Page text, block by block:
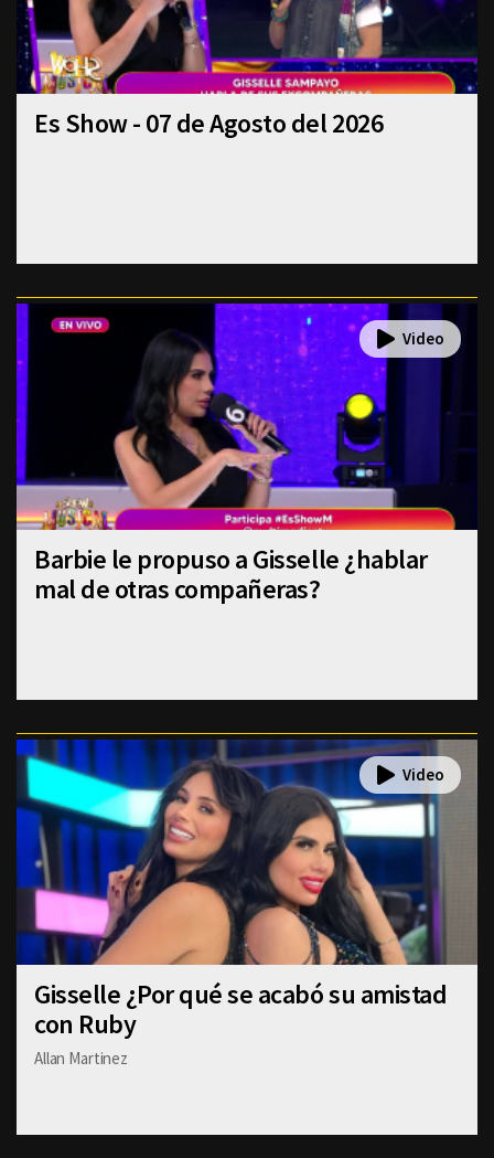
Es Show - 07 de Agosto del 2026
Barbie le propuso a Gisselle ¿hablar
mal de otras compañeras?
Gisselle ¿Por qué se acabó su amistad
con Ruby
Allan Martinez